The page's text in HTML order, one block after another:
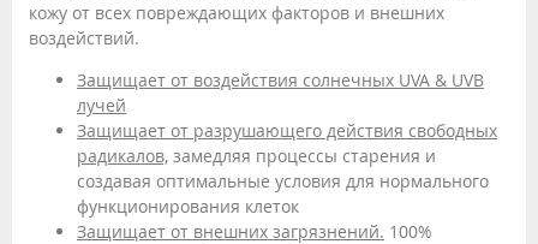
кожу от всех повреждающих факторов и внешних
воздействий.
Защищает от воздействия солнечных UVA & UVB
лучей
Защищает от разрушающего действия свободных
радикалов, замедляя процессы старения и
создавая оптимальные условия для нормального
функционирования клеток
Защищает от внешних загрязнений. 100%